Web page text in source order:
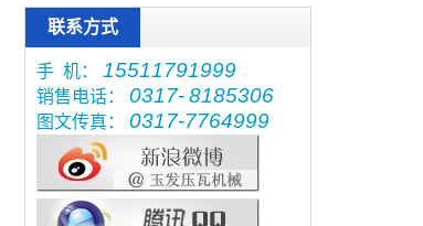
联系方式
手 机： 15511791999
销售电话： 0317-8185306
图文传真： 0317-7764999